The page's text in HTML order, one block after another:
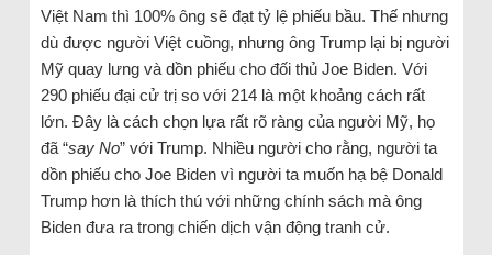
Việt Nam thì 100% ông sẽ đạt tỷ lệ phiếu bầu. Thế nhưng
dù được người Việt cuồng, nhưng ông Trump lại bị người
Mỹ quay lưng và dồn phiếu cho đối thủ Joe Biden. Với
290 phiếu đại cử trị so với 214 là một khoảng cách rất
lớn. Đây là cách chọn lựa rất rõ ràng của người Mỹ, họ
đã “say No” với Trump. Nhiều người cho rằng, người ta
dồn phiếu cho Joe Biden vì người ta muốn hạ bệ Donald
Trump hơn là thích thú với những chính sách mà ông
Biden đưa ra trong chiến dịch vận động tranh cử.